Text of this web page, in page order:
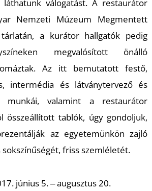
láthatunk válogatást. A restaurátor
Nemzeti Múzeum Megmentett
a kurátor hallgatók pedig
megvalósított önálló
Az itt bemutatott festő,
intermédia és látványtervező és
munkái, valamint a restaurátor
összeállított tablók, úgy gondoljuk,
az egyetemünkön zajló
friss szemléletét.
június 5. ‒ augusztus 20.